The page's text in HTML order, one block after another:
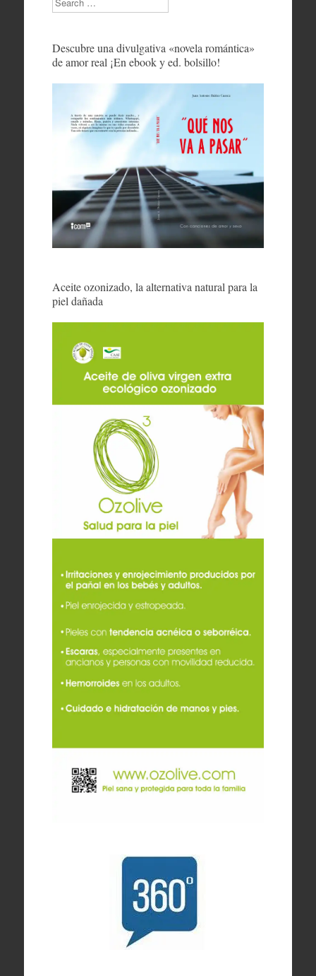
Descubre una divulgativa «novela romántica»
de amor real ¡En ebook y ed. bolsillo!
Aceite ozonizado, la alternativa natural para la
piel dañada